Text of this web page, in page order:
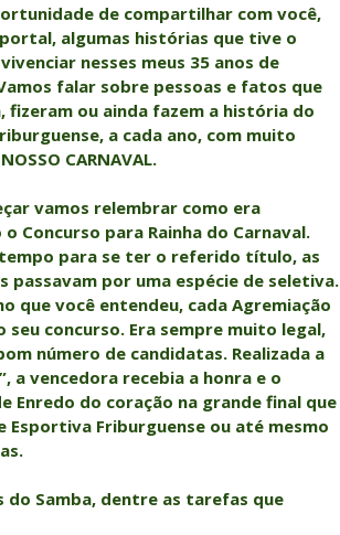
de compartilhar com você,
algumas histórias que tive o
nesses meus 35 anos de
falar sobre pessoas e fatos que
fizeram ou ainda fazem a história do
a cada ano, com muito
CARNAVAL.
vamos relembrar como era
Concurso para Rainha do Carnaval.
para se ter o referido título, as
passavam por uma espécie de seletiva.
que você entendeu, cada Agremiação
seu concurso. Era sempre muito legal,
número de candidatas. Realizada a
a vencedora recebia a honra e o
Enredo do coração na grande final que
Esportiva Friburguense ou até mesmo
do Samba, dentre as tarefas que